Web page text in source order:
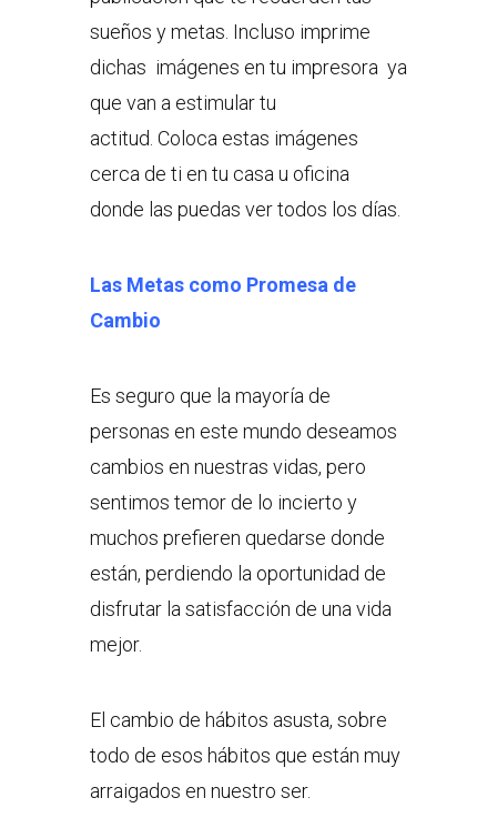
sueños y metas. Incluso imprime
dichas imágenes en tu impresora ya
que van a estimular tu
actitud. Coloca estas imágenes
cerca de ti en tu casa u oficina
donde las puedas ver todos los días.
Las Metas como Promesa de
Cambio
Es seguro que la mayoría de
personas en este mundo deseamos
cambios en nuestras vidas, pero
sentimos temor de lo incierto y
muchos prefieren quedarse donde
están, perdiendo la oportunidad de
disfrutar la satisfacción de una vida
mejor.
El cambio de hábitos asusta, sobre
todo de esos hábitos que están muy
arraigados en nuestro ser.